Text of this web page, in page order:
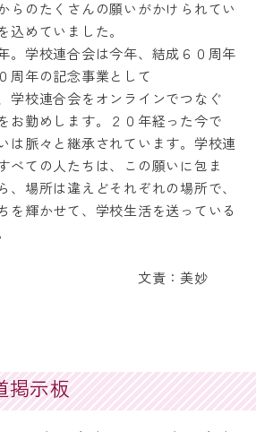
らのたくさんの願いがかけられてい
込めていました。
。学校連合会は今年、結成６０周年
周年の記念事業として
学校連合会をオンラインでつなぐ
お勤めします。２０年経った今で
は脈々と継承されています。学校連
べての人たちは、この願いに包ま
、場所は違えどそれぞれの場所で、
を輝かせて、学校生活を送っている
：美妙
掲示板